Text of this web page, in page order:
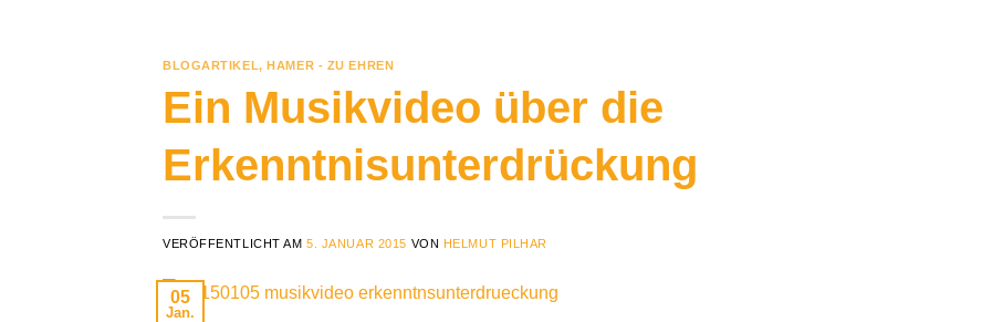
BLOGARTIKEL, HAMER - ZU EHREN
Ein Musikvideo über die
Erkenntnisunterdrückung
VERÖFFENTLICHT AM5. JANUAR 2015 VON HELMUT PILHAR
05
Jan.